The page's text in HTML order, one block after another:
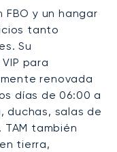
FBO y un hangar
tanto
Su
para
renovada
días de 06:00 a
duchas, salas de
también
tierra,